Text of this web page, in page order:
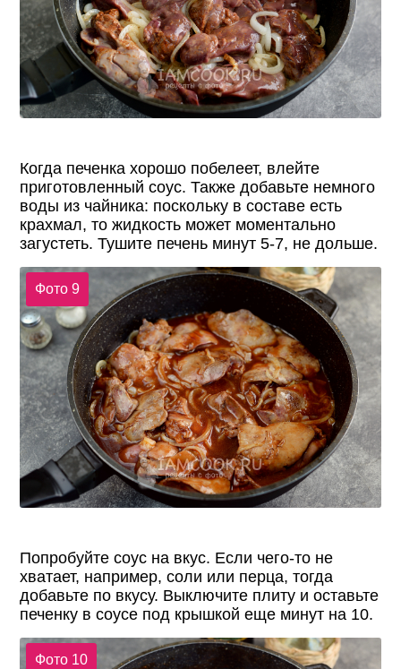
Когда печенка хорошо побелеет, влейте
приготовленный соус. Также добавьте немного
воды из чайника: поскольку в составе есть
крахмал, то жидкость может моментально
загустеть. Тушите печень минут 5-7, не дольше.
Фото 9
Попробуйте соус на вкус. Если чего-то не
хватает, например, соли или перца, тогда
добавьте по вкусу. Выключите плиту и оставьте
печенку в соусе под крышкой еще минут на 10.
Фото 10